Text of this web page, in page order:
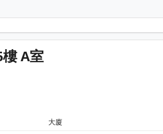
Monterey 大廈 1座 6樓 A室 平面圖
A室
大廈